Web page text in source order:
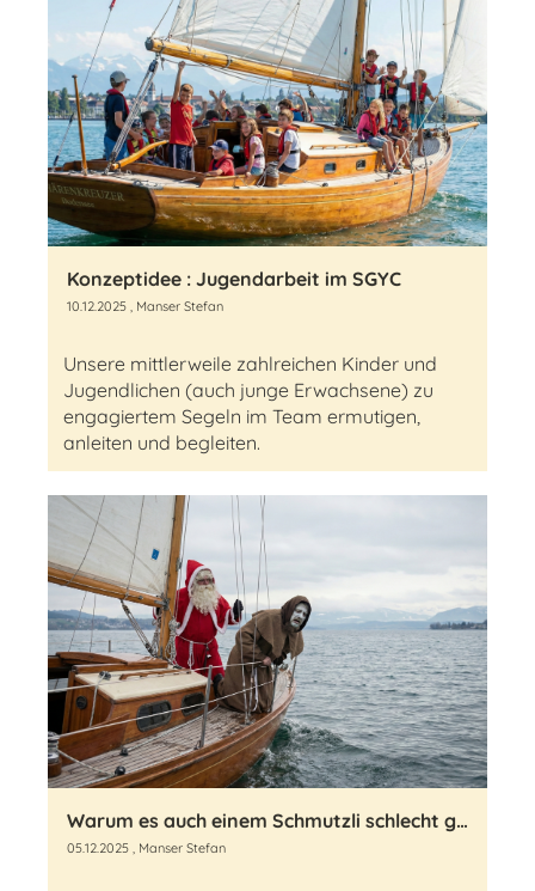
Konzeptidee : Jugendarbeit im SGYC
10.12.2025 , Manser Stefan
Unsere mittlerweile zahlreichen Kinder und
Jugendlichen (auch junge Erwachsene) zu
engagiertem Segeln im Team ermutigen,
anleiten und begleiten.
Warum es auch einem Schmutzli schlecht gehen kann
05.12.2025 , Manser Stefan